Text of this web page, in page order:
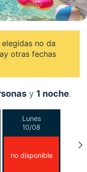
no da
otras fechas
y 1 noche.
Lunes
10/08
no disponible